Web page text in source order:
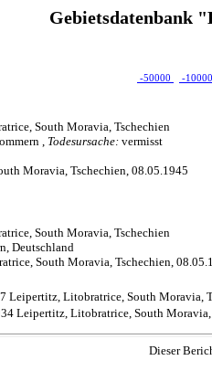
Gebietsdatenbank
-50000 -10000
South Moravia, Tschechien
, Todesursache: vermisst
Moravia, Tschechien, 08.05.1945
South Moravia, Tschechien
Deutschland
South Moravia, Tschechien,
Leipertitz, Litobratrice, South Moravia,
Leipertitz, Litobratrice, South
Dieser